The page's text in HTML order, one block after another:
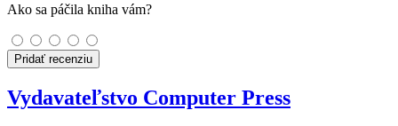
Ako sa páčila kniha vám?
Pridať recenziu
Vydavateľstvo Computer Press